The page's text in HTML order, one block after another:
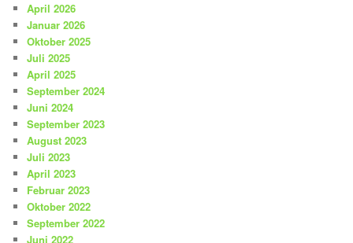
April 2026
Januar 2026
Oktober 2025
Juli 2025
April 2025
September 2024
Juni 2024
September 2023
August 2023
Juli 2023
April 2023
Februar 2023
Oktober 2022
September 2022
Juni 2022